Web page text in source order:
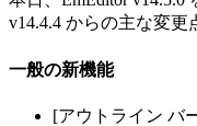
v14.4.4 からの主な変更
一般の新機能
[アウトライン バ